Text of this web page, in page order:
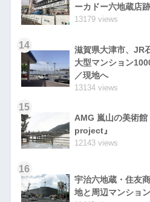
ーカドー六地蔵店跡
13179 views
14
滋賀県大津市、JR
大型マンション
／現地へ
13134 views
15
AMG 嵐山の美術
project』
12143 views
16
宇治六地蔵・住友
地と周辺マンショ